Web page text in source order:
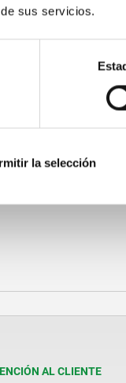
sus servicios.
la selección
nuestra tienda en línea.
AL CLIENTE